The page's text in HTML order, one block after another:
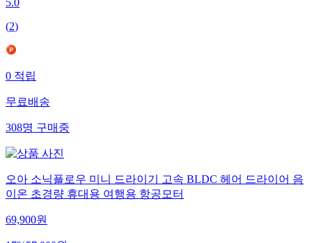
5.0
(2)
0적립
무료배송
308명구매중
오아 소닉플로우 미니 드라이기 고속 BLDC 헤어 드라이어 음
이온 초경량 휴대용 여행용 항공모터
69,900원